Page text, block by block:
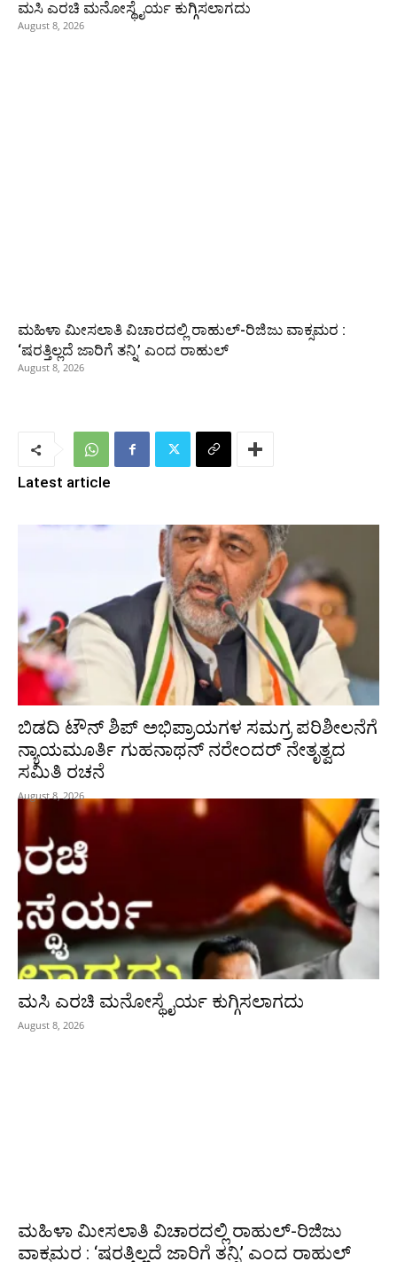
ಮಸಿ ಎರಚಿ ಮನೋಸ್ಥೈರ್ಯ ಕುಗ್ಗಿಸಲಾಗದು
August 8, 2026
ಮಹಿಳಾ ಮೀಸಲಾತಿ ವಿಚಾರದಲ್ಲಿ ರಾಹುಲ್‌-ರಿಜಿಜು ವಾಕ್ಸಮರ :
‘ಷರತ್ತಿಲ್ಲದೆ ಜಾರಿಗೆ ತನ್ನಿ’ ಎಂದ ರಾಹುಲ್‌
August 8, 2026
Latest article
ಬಿಡದಿ ಟೌನ್ ಶಿಪ್ ಅಭಿಪ್ರಾಯಗಳ ಸಮಗ್ರ ಪರಿಶೀಲನೆಗೆ
ನ್ಯಾಯಮೂರ್ತಿ ಗುಹನಾಥನ್ ನರೇಂದರ್ ನೇತೃತ್ವದ
ಸಮಿತಿ ರಚನೆ
August 8, 2026
ಮಸಿ ಎರಚಿ ಮನೋಸ್ಥೈರ್ಯ ಕುಗ್ಗಿಸಲಾಗದು
August 8, 2026
ಮಹಿಳಾ ಮೀಸಲಾತಿ ವಿಚಾರದಲ್ಲಿ ರಾಹುಲ್‌-ರಿಜಿಜು
ವಾಕ್ಸಮರ : ‘ಷರತ್ತಿಲ್ಲದೆ ಜಾರಿಗೆ ತನ್ನಿ’ ಎಂದ ರಾಹುಲ್‌